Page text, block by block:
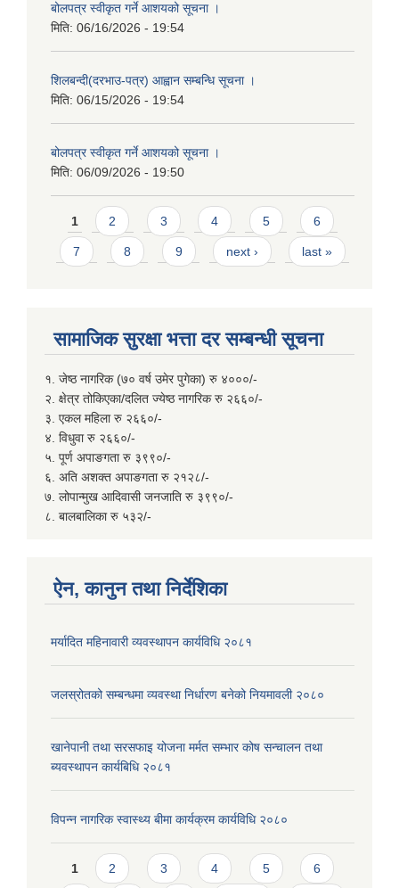
बोलपत्र स्वीकृत गर्ने आशयको सूचना ।
मिति: 06/16/2026 - 19:54
शिलबन्दी(दरभाउ-पत्र) आह्वान सम्बन्धि सूचना ।
मिति: 06/15/2026 - 19:54
बोलपत्र स्वीकृत गर्ने आशयको सूचना ।
मिति: 06/09/2026 - 19:50
Pages
1 2 3 4 5 6
7 8 9 next › last »
सामाजिक सुरक्षा भत्ता दर सम्बन्धी सूचना
१. जेष्ठ नागरिक (७० वर्ष उमेर पुगेका) रु ४०००/-
२. क्षेत्र तोकिएका/दलित ज्येष्ठ नागरिक रु २६६०/-
३. एकल महिला रु २६६०/-
४. विधुवा रु २६६०/-
५. पूर्ण अपाङगता रु ३९९०/-
६. अति अशक्त अपाङगता रु २१२८/-
७. लोपान्मुख आदिवासी जनजाति रु ३९९०/-
८. बालबालिका रु ५३२/-
ऐन, कानुन तथा निर्देशिका
मर्यादित महिनावारी व्यवस्थापन कार्यविधि २०८१
जलस्रोतको सम्बन्धमा व्यवस्था निर्धारण बनेको नियमावली २०८०
खानेपानी तथा सरसफाइ योजना मर्मत सम्भार कोष सन्चालन तथा
ब्यवस्थापन कार्यबिधि २०८१
विपन्न नागरिक स्वास्थ्य बीमा कार्यक्रम कार्यविधि २०८०
Pages
1 2 3 4 5 6